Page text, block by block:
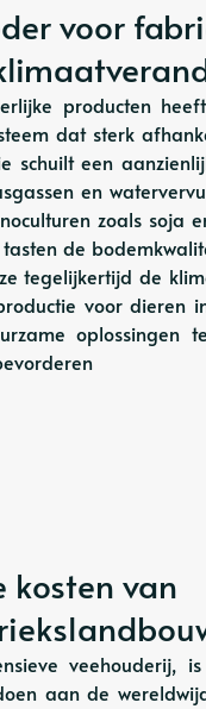
voor
producten
dat sterk
een
en
zoals soja
de
tegelijkertijd de
voor dieren
oplossingen
kosten van
veehouderij,
aan de